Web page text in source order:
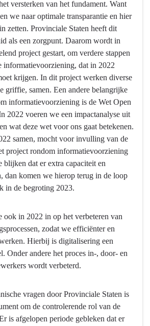
versterken van het fundament. Want
we naar optimale transparantie en hier
zetten. Provinciale Staten heeft dit
als een zorgpunt. Daarom wordt in
project gestart, om verdere stappen
informatievoorziening, dat in 2022
krijgen. In dit project werken diverse
griffie, samen. Een andere belangrijke
informatievoorziening is de Wet Open
2022 voeren we een impactanalyse uit
wat deze wet voor ons gaat betekenen.
samen, mocht voor invulling van de
project rondom informatievoorziening
blijken dat er extra capaciteit en
dan komen we hierop terug in de loop
in de begroting 2023.
ook in 2022 in op het verbeteren van
zodat we efficiënter en
Hierbij is digitalisering een
Onder andere het proces in-, door- en
wordt verbeterd.
vragen door Provinciale Staten is
om de controlerende rol van de
is afgelopen periode gebleken dat er